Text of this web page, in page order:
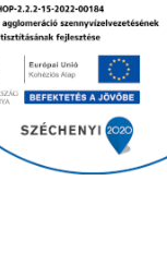
Ügyintézés
Kultúra